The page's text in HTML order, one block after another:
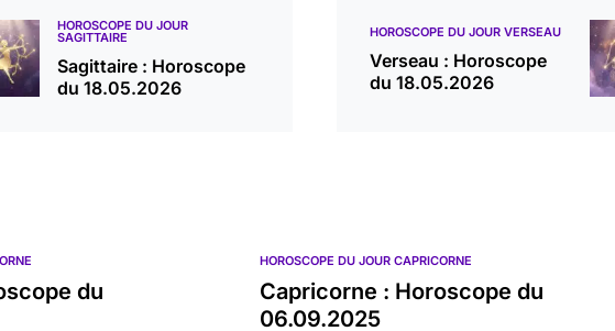
HOROSCOPE DU JOUR
SAGITTAIRE
Sagittaire : Horoscope
du 18.05.2026
HOROSCOPE DU JOUR VERSEAU
Verseau : Horoscope
du 18.05.2026
du
HOROSCOPE DU JOUR CAPRICORNE
Capricorne : Horoscope du
06.09.2025